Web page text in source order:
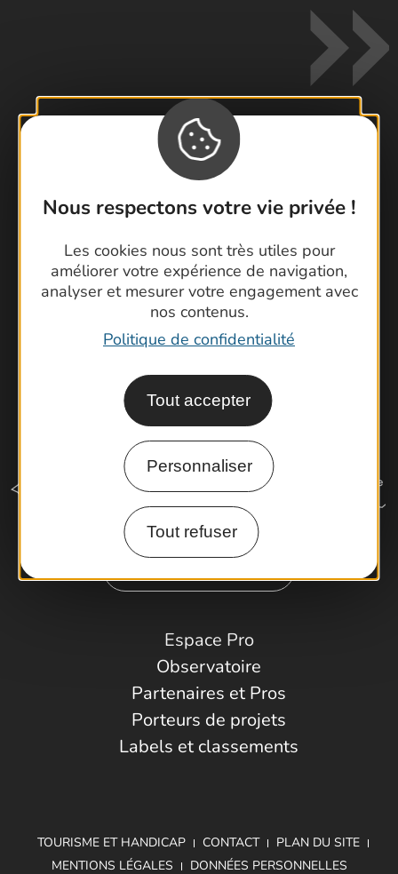
Nous respectons votre vie privée !
Les cookies nous sont très utiles pour
améliorer votre expérience de navigation,
analyser et mesurer votre engagement avec
nos contenus.
Politique de confidentialité
Tout accepter
Personnaliser
Tout refuser
Contactez-nous !
Foire aux questions
Cartoguides et Topoguides
Latitude Gard
Espace Pro
Observatoire
Partenaires et Pros
Porteurs de projets
Labels et classements
TOURISME ET HANDICAP CONTACT
PLAN DU SITE
MENTIONS LÉGALES
DONNÉES PERSONNELLES